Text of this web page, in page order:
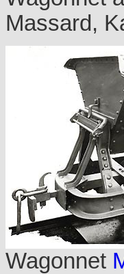
Massard,
Wagonnet